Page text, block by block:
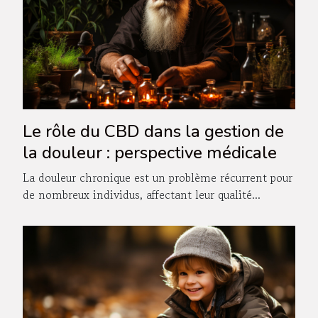
Le rôle du CBD dans la gestion de
la douleur : perspective médicale
La douleur chronique est un problème récurrent pour
de nombreux individus, affectant leur qualité...